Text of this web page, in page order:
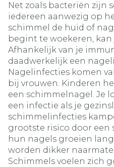
Net zoals bacteriën zijn
iedereen aanwezig op
schimmel de huid of
begint te woekeren,
Afhankelijk van je
daadwerkelijk een
Nagelinfecties komen
bij vrouwen. Kinderen
een schimmelnagel. Je
een infectie als je
schimmelinfecties
grootste risico door een
hun nagels groeien
worden dikker
Schimmels voelen zich